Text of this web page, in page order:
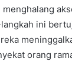
ini
orang